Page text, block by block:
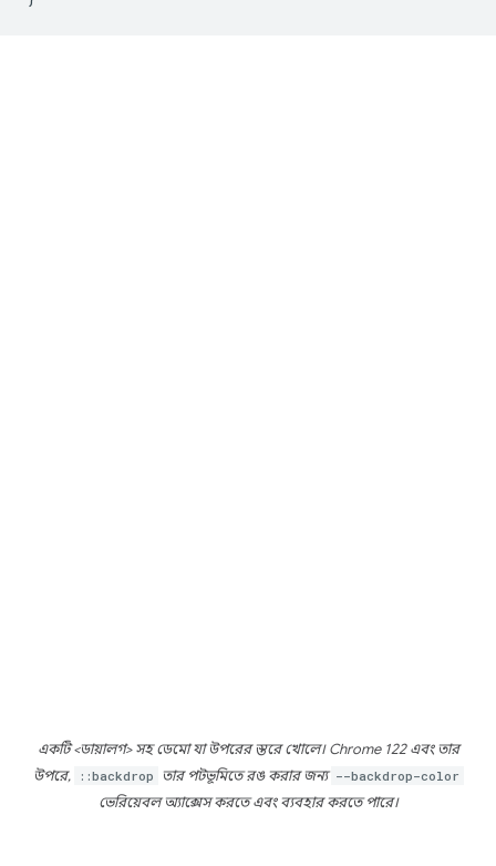
একটি <ডায়ালগ> সহ ডেমো যা উপরের স্তরে খোলে। Chrome 122 এবং তার
উপরে,
::backdrop তার পটভূমিতে রঙ করার জন্য --backdrop-color
ভেরিয়েবল অ্যাক্সেস করতে এবং ব্যবহার করতে পারে।